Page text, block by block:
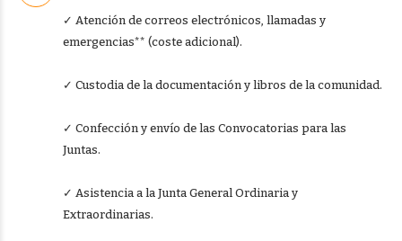
✓ Atención de correos electrónicos, llamadas y
emergencias** (coste adicional).
✓ Custodia de la documentación y libros de la comunidad.
✓ Confección y envío de las Convocatorias para las
Juntas.
✓ Asistencia a la Junta General Ordinaria y
Extraordinarias.